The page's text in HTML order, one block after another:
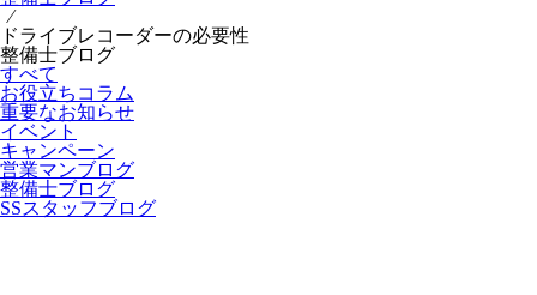
⁄
ドライブレコーダーの必要性
整備士ブログ
すべて
お役立ちコラム
重要なお知らせ
イベント
キャンペーン
営業マンブログ
整備士ブログ
SSスタッフブログ